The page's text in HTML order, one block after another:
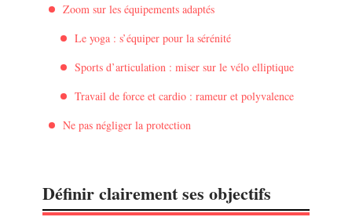
Zoom sur les équipements adaptés
Le yoga : s’équiper pour la sérénité
Sports d’articulation : miser sur le vélo elliptique
Travail de force et cardio : rameur et polyvalence
Ne pas négliger la protection
Définir clairement ses objectifs